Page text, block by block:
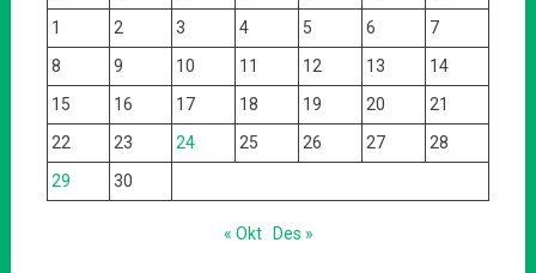
1
2 3 4 5 6
7
8
9 10 11 12 13
14
15
16 17 18 19 20
21
22
23 24 25 26 27
28
29
30
« Okt Des »